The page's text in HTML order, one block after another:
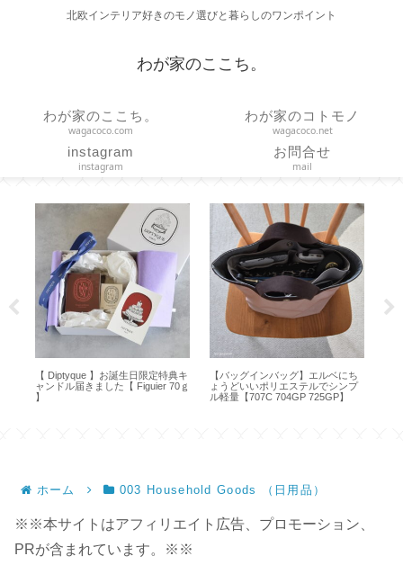
北欧インテリア好きのモノ選びと暮らしのワンポイント
わが家のここち。
わが家のここち。
wagacoco.com
わが家のコトモノ
wagacoco.net
instagram
instagram
お問合せ
mail
【 Diptyque 】お誕生日限定特典キ
ャンドル届きました【 Figuier 70ｇ
】
【バッグインバッグ】エルベにち
ょうどいいポリエステルでシンプ
ル軽量【707C 704GP 725GP】
ホーム 003 Household Goods （日用品）
※※本サイトはアフィリエイト広告、プロモーション、
PRが含まれています。※※